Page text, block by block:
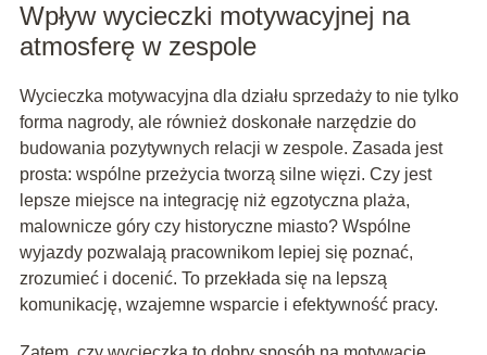
Wpływ wycieczki motywacyjnej na
atmosferę w zespole
Wycieczka motywacyjna dla działu sprzedaży to nie tylko
forma nagrody, ale również doskonałe narzędzie do
budowania pozytywnych relacji w zespole. Zasada jest
prosta: wspólne przeżycia tworzą silne więzi. Czy jest
lepsze miejsce na integrację niż egzotyczna plaża,
malownicze góry czy historyczne miasto? Wspólne
wyjazdy pozwalają pracownikom lepiej się poznać,
zrozumieć i docenić. To przekłada się na lepszą
komunikację, wzajemne wsparcie i efektywność pracy.